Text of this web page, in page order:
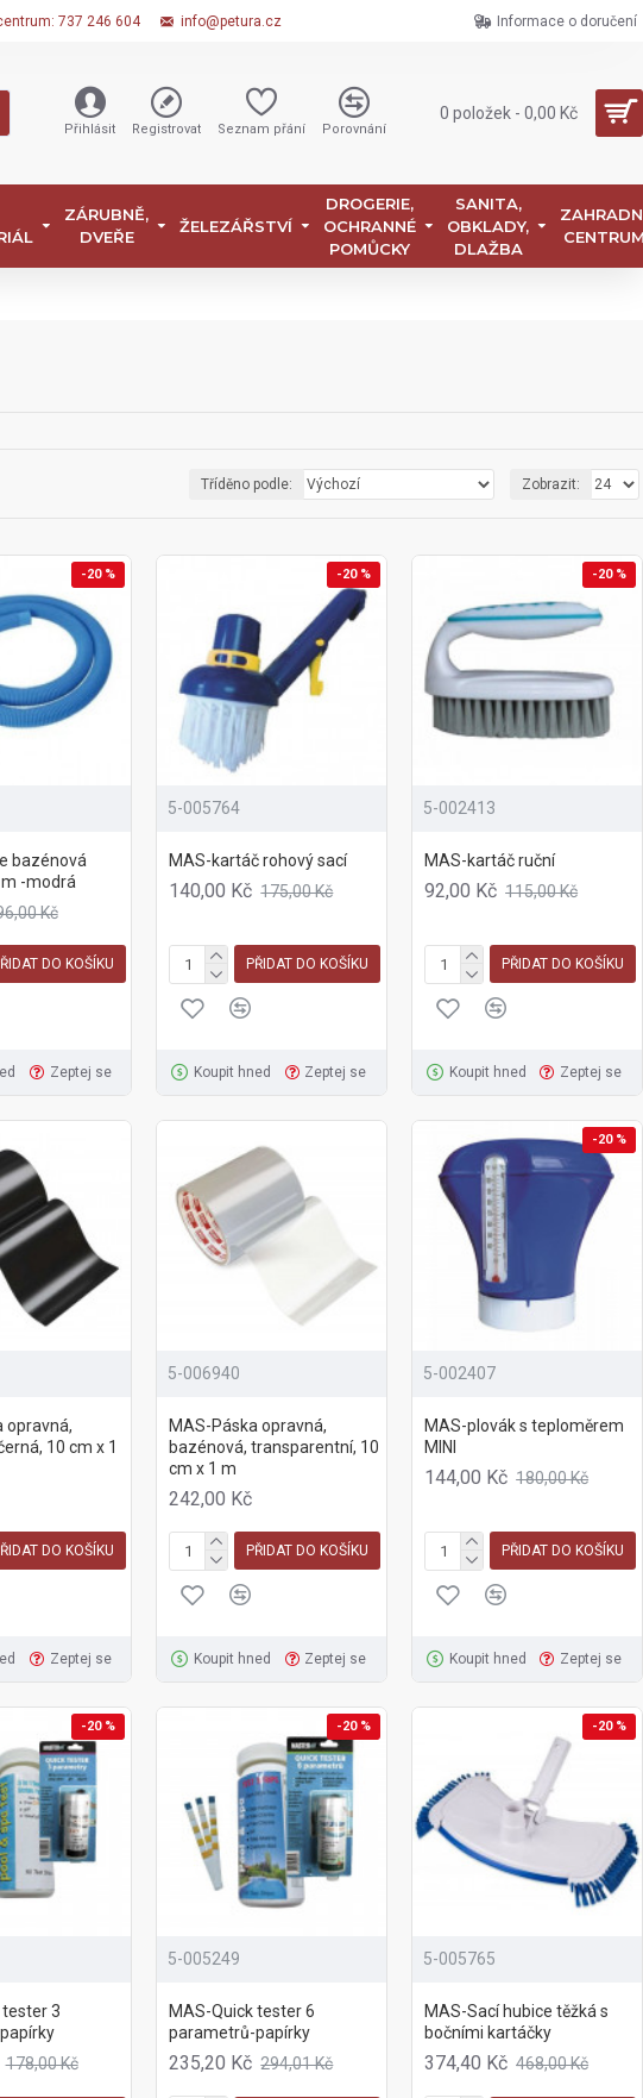
737 246 604 info@petura.cz Informace o doručení
Přihlásit Registrovat Seznam přání Porovnání
0 položek - 0,00 Kč
ZÁRUBNĚ,
DVEŘE
ŽELEZÁŘSTVÍ
DROGERIE,
OCHRANNÉ
POMŮCKY
SANITA,
OBKLADY,
DLAŽBA
Tříděno podle: Zobrazit:
-20 %
bazénová
-modrá
Kč
DO KOŠÍKU
Zeptej se
-20 %
5-005764
MAS-kartáč rohový sací
140,00 Kč 175,00 Kč
PŘIDAT DO KOŠÍKU
Koupit hned Zeptej se
-20 %
5-002413
MAS-kartáč ruční
92,00 Kč 115,00 Kč
PŘIDAT DO KOŠÍKU
Koupit hned Zeptej se
opravná,
10 cm x 1
DO KOŠÍKU
Zeptej se
5-006940
MAS-Páska opravná,
bazénová, transparentní, 10
cm x 1 m
242,00 Kč
PŘIDAT DO KOŠÍKU
Koupit hned Zeptej se
-20 %
5-002407
MAS-plovák s teploměrem
MINI
144,00 Kč 180,00 Kč
PŘIDAT DO KOŠÍKU
Koupit hned Zeptej se
-20 %
tester 3
178,00 Kč
-20 %
5-005249
MAS-Quick tester 6
parametrů-papírky
235,20 Kč 294,01 Kč
-20 %
5-005765
MAS-Sací hubice těžká s
bočními kartáčky
374,40 Kč 468,00 Kč